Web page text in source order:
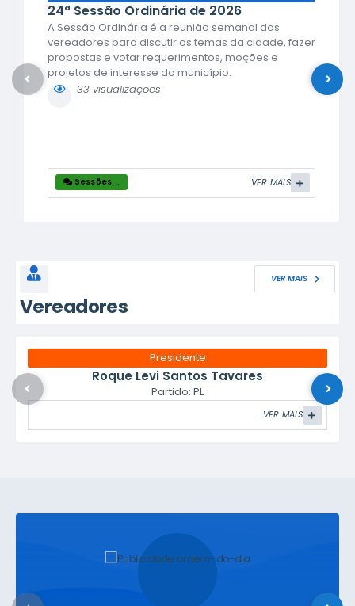
24ª Sessão Ordinária de 2026
Sessões...
33 visualizações
A Sessão Ordinária é a reunião semanal dos
vereadores para discutir os temas da cidade, fazer
propostas e votar requerimentos, moções e
projetos de interesse do município.
A Sessão Ordinária começa às 17 horas com
VER MAIS
Vereadores
VER MAIS
Roque Levi Santos Tavares
Presidente
Partido: PL
VER MAIS